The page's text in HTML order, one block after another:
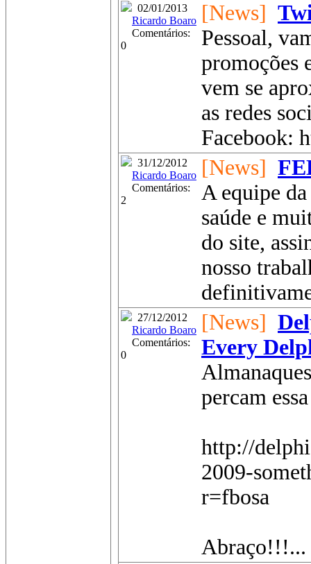
02/01/2013
Ricardo Boaro
Comentários:
0
[News]
Pessoal,
promoções
vem se
as redes
Facebook:
31/12/2012
Ricardo Boaro
Comentários:
2
[News]
A equipe
saúde e
do site,
nosso
27/12/2012
Ricardo Boaro
Comentários:
0
[News]
Every
percam
http://
2009-
r=fbosa
Abraço!!!...